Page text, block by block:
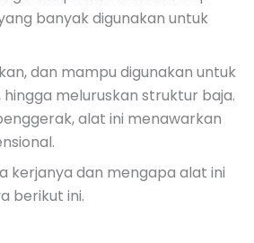
banyak digunakan untuk
dan mampu digunakan untuk
meluruskan struktur baja.
alat ini menawarkan
kerjanya dan mengapa alat ini
berikut ini.